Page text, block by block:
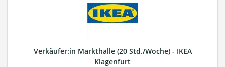
Verkäufer:in Markthalle (20 Std./Woche) - IKEA
Klagenfurt